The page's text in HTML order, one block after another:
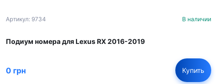
Артикул: 9734 В наличии
Подиум номера для Lexus RX 2016-2019
0 грн Купить